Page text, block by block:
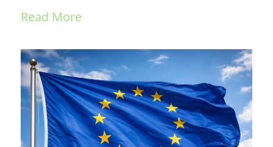
Read More